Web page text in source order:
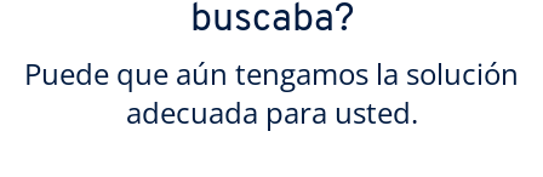
buscaba?
Puede que aún tengamos la solución
adecuada para usted.